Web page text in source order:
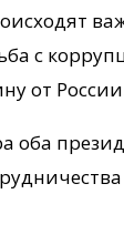
с
от
оба